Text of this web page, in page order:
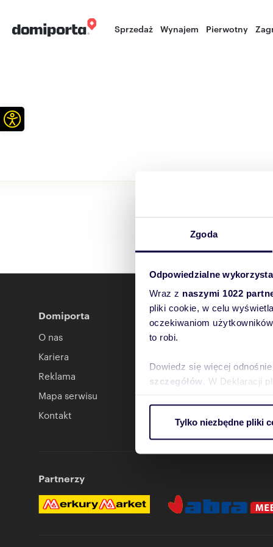
Zgoda
Odpowiedzialne
Wraz z naszymi 1022
pliki cookie, w celu
oczekiwaniom
to robi.
Dowiedz się więcej
szczegółów . W Deklaracji
ruch w naszej witrynie.
reklamowym i
uzyskanymi podczas
Tylko niezbędne pliki
Sprzedaż Wynajem Pierwotny
Domiporta
O nas
Kariera
Reklama
Mapa serwisu
Kontakt
Kontakt
Partnerzy
Otwórz pasek narzędzi